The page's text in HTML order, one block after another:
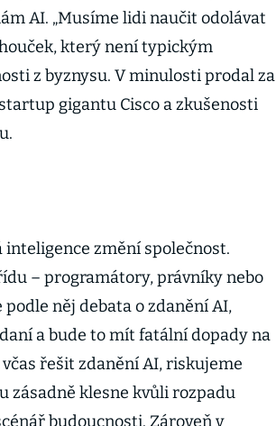
AI. „Musíme lidi naučit odolávat
který není typickým
z byznysu. V minulosti prodal za
gigantu Cisco a zkušenosti
změní společnost.
– programátory, právníky nebo
něj debata o zdanění AI,
a bude to mít fatální dopady na
řešit zdanění AI, riskujeme
zásadně klesne kvůli rozpadu
budoucnosti. Zároveň v